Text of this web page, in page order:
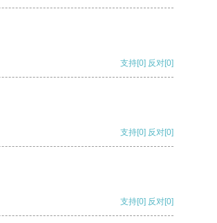
支持[0] 反对[0]
支持[0] 反对[0]
支持[0] 反对[0]